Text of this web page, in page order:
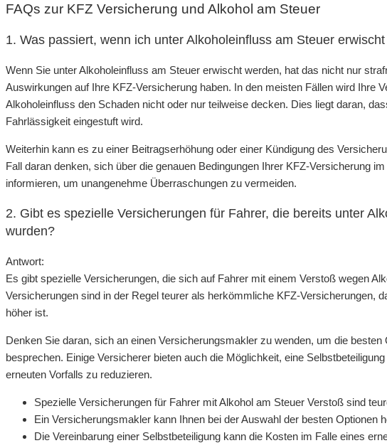
FAQs zur KFZ Versicherung und Alkohol am Steuer
1. Was passiert, wenn ich unter Alkoholeinfluss am Steuer
Wenn Sie unter Alkoholeinfluss am Steuer erwischt werden, hat das nicht nur
Auswirkungen auf Ihre KFZ-Versicherung haben. In den meisten Fällen wird Ihre
Alkoholeinfluss den Schaden nicht oder nur teilweise decken. Dies liegt daran,
Fahrlässigkeit eingestuft wird.
Weiterhin kann es zu einer Beitragserhöhung oder einer Kündigung des
Fall daran denken, sich über die genauen Bedingungen Ihrer KFZ-Versicherung
informieren, um unangenehme Überraschungen zu vermeiden.
2. Gibt es spezielle Versicherungen für Fahrer, die bereits unter
wurden?
Antwort:
Es gibt spezielle Versicherungen, die sich auf Fahrer mit einem Verstoß wegen
Versicherungen sind in der Regel teurer als herkömmliche KFZ-Versicherungen,
höher ist.
Denken Sie daran, sich an einen Versicherungsmakler zu wenden, um die
besprechen. Einige Versicherer bieten auch die Möglichkeit, eine
erneuten Vorfalls zu reduzieren.
Spezielle Versicherungen für Fahrer mit Alkohol am Steuer Verstoß sind
Ein Versicherungsmakler kann Ihnen bei der Auswahl der besten Optionen
Die Vereinbarung einer Selbstbeteiligung kann die Kosten im Falle eines